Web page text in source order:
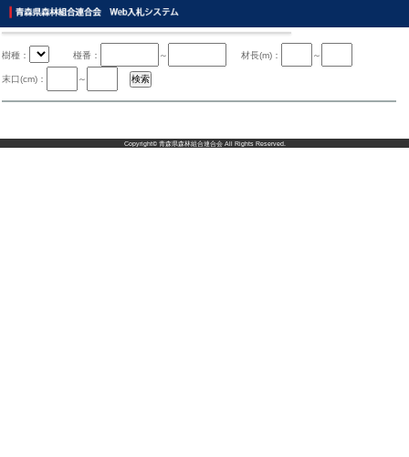
樹種： 椪番： ～ 材長(m)： ～
末口(cm)： ～
Copyright© 青森県森林組合連合会All Rights Reserved.